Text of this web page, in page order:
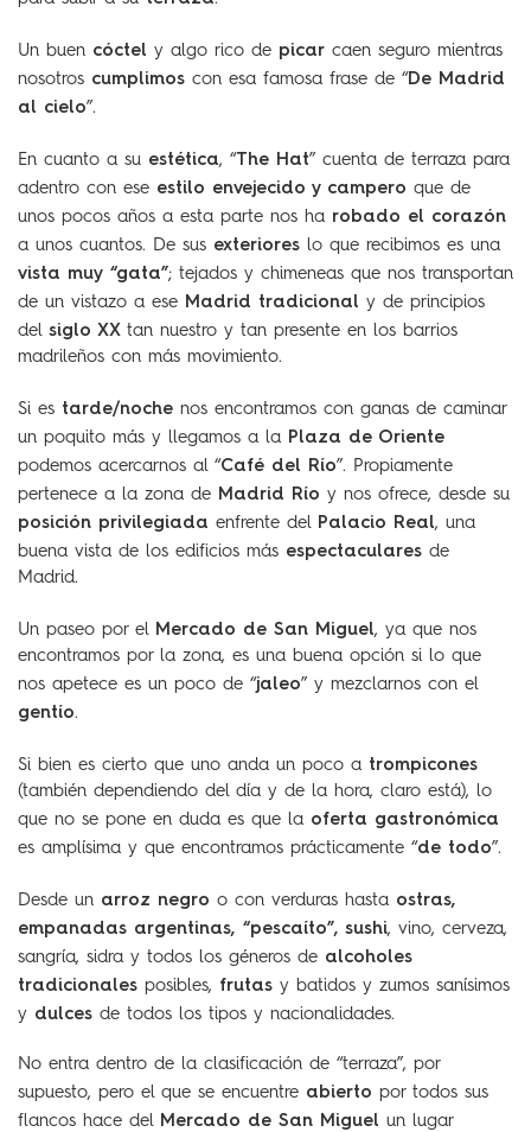
Un buen cóctel y algo rico de picar caen seguro mientras
nosotros cumplimos con esa famosa frase de “De Madrid
al cielo”.
En cuanto a su estética, “The Hat” cuenta de terraza para
adentro con ese estilo envejecido y campero que de
unos pocos años a esta parte nos ha robado el corazón
a unos cuantos. De sus exteriores lo que recibimos es una
vista muy “gata”; tejados y chimeneas que nos transportan
de un vistazo a ese Madrid tradicional y de principios
del siglo XX tan nuestro y tan presente en los barrios
madrileños con más movimiento.
Si es tarde/noche nos encontramos con ganas de caminar
un poquito más y llegamos a la Plaza de Oriente
podemos acercarnos al “Café del Río”. Propiamente
pertenece a la zona de Madrid Río y nos ofrece, desde su
posición privilegiada enfrente del Palacio Real, una
buena vista de los edificios más espectaculares de
Madrid.
Un paseo por el Mercado de San Miguel, ya que nos
encontramos por la zona, es una buena opción si lo que
nos apetece es un poco de “jaleo” y mezclarnos con el
gentío.
Si bien es cierto que uno anda un poco a trompicones
(también dependiendo del día y de la hora, claro está), lo
que no se pone en duda es que la oferta gastronómica
es amplísima y que encontramos prácticamente “de todo”.
Desde un arroz negro o con verduras hasta ostras,
empanadas argentinas, “pescaíto”, sushi, vino, cerveza,
sangría, sidra y todos los géneros de alcoholes
tradicionales posibles, frutas y batidos y zumos sanísimos
y dulces de todos los tipos y nacionalidades.
No entra dentro de la clasificación de “terraza”, por
supuesto, pero el que se encuentre abierto por todos sus
flancos hace del Mercado de San Miguel un lugar